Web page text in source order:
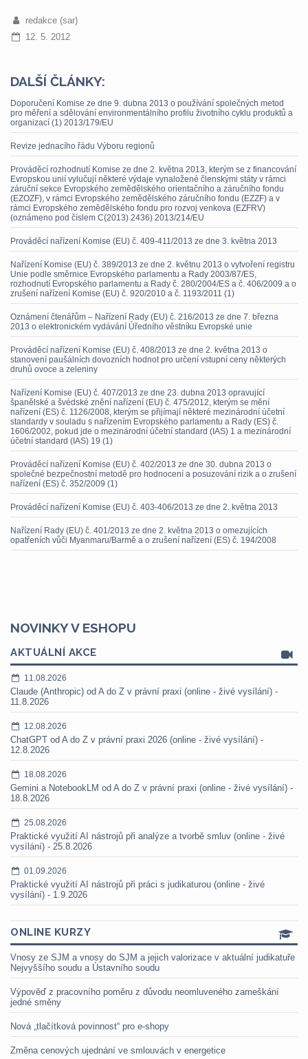
redakce (sar)
12. 5. 2012
DALŠÍ ČLÁNKY:
Doporučení Komise ze dne 9. dubna 2013 o používání společných metod
pro měření a sdělování environmentálního profilu životního cyklu produktů a
organizací (1) 2013/179/EU
Revize jednacího řádu Výboru regionů
Prováděcí rozhodnutí Komise ze dne 2. května 2013, kterým se z financování
Evropskou unií vylučují některé výdaje vynaložené členskými státy v rámci
záruční sekce Evropského zemědělského orientačního a záručního fondu
(EZOZF), v rámci Evropského zemědělského záručního fondu (EZZF) a v
rámci Evropského zemědělského fondu pro rozvoj venkova (EZFRV)
(oznámeno pod číslem C(2013) 2436) 2013/214/EU
Prováděcí nařízení Komise (EU) č. 409-411/2013 ze dne 3. května 2013
Nařízení Komise (EU) č. 389/2013 ze dne 2. květnu 2013 o vytvoření registru
Unie podle směrnice Evropského parlamentu a Rady 2003/87/ES,
rozhodnutí Evropského parlamentu a Rady č. 280/2004/ES a č. 406/2009 a o
zrušení nařízení Komise (EU) č. 920/2010 a č. 1193/2011 (1)
Oznámení čtenářům – Nařízení Rady (EU) č. 216/2013 ze dne 7. března
2013 o elektronickém vydávání Úředního věstníku Evropské unie
Prováděcí nařízení Komise (EU) č. 408/2013 ze dne 2. května 2013 o
stanovení paušálních dovozních hodnot pro určení vstupní ceny některých
druhů ovoce a zeleniny
Nařízení Komise (EU) č. 407/2013 ze dne 23. dubna 2013 opravující
španělské a švédské znění nařízení (EU) č. 475/2012, kterým se mění
nařízení (ES) č. 1126/2008, kterým se přijímají některé mezinárodní účetní
standardy v souladu s nařízením Evropského parlamentu a Rady (ES) č.
1606/2002, pokud jde o mezinárodní účetní standard (IAS) 1 a mezinárodní
účetní standard (IAS) 19 (1)
Prováděcí nařízení Komise (EU) č. 402/2013 ze dne 30. dubna 2013 o
společné bezpečnostní metodě pro hodnocení a posuzování rizik a o zrušení
nařízení (ES) č. 352/2009 (1)
Prováděcí nařízení Komise (EU) č. 403-406/2013 ze dne 2. května 2013
Nařízení Rady (EU) č. 401/2013 ze dne 2. května 2013 o omezujících
opatřeních vůči Myanmaru/Barmě a o zrušení nařízení (ES) č. 194/2008
NOVINKY V ESHOPU
AKTUÁLNÍ AKCE
11.08.2026
Claude (Anthropic) od A do Z v právní praxi (online - živé vysílání) -
11.8.2026
12.08.2026
ChatGPT od A do Z v právní praxi 2026 (online - živé vysílání) -
12.8.2026
18.08.2026
Gemini a NotebookLM od A do Z v právní praxi (online - živé vysílání) -
18.8.2026
25.08.2026
Praktické využití AI nástrojů při analýze a tvorbě smluv (online - živé
vysílání) - 25.8.2026
01.09.2026
Praktické využití AI nástrojů při práci s judikaturou (online - živé
vysílání) - 1.9.2026
ONLINE KURZY
Vnosy ze SJM a vnosy do SJM a jejich valorizace v aktuální judikatuře
Nejvyššího soudu a Ústavního soudu
Výpověď z pracovního poměru z důvodu neomluveného zameškání
jedné směny
Nová „tlačítková povinnost“ pro e-shopy
Změna cenových ujednání ve smlouvách v energetice